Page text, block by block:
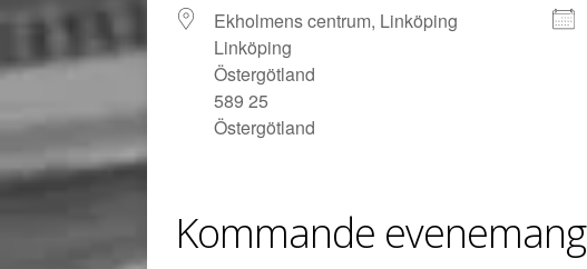
Ekholmens centrum, Linköping
Linköping
Östergötland
589 25
Östergötland
Kommande evenemang